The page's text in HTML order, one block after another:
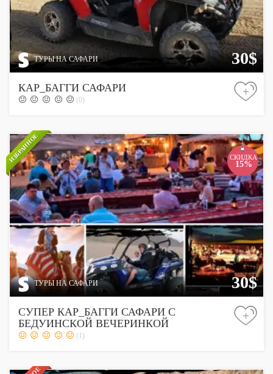
ТУРЫ НА САФАРИ 30$
КАР_БАГГИ САФАРИ
(0)
+
ИЗБРАННОЕ СКИДКА
15%
ТУРЫ НА САФАРИ 30$
СУПЕР КАР_БАГГИ САФАРИ С
БЕДУИНСКОЙ ВЕЧЕРИНКОЙ
(1)
+